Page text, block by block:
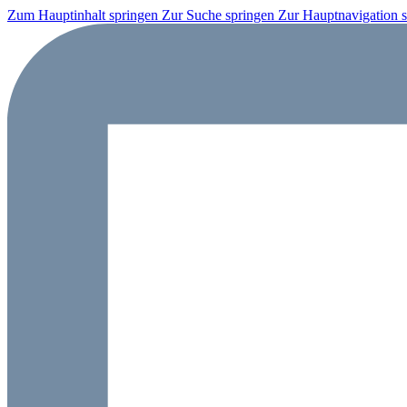
Zum Hauptinhalt springen Zur Suche springen Zur Hauptnavigation